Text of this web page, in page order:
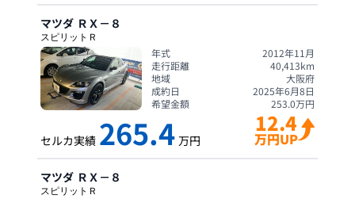
マツダ ＲＸ－８
スピリットＲ
年式
2012年11月
走行距離
40,413km
地域
大阪府
成約日
2025年6月8日
希望金額
253.0万円
セルカ実績 265.4 万円
12.4
万円UP
マツダ ＲＸ－８
スピリットＲ